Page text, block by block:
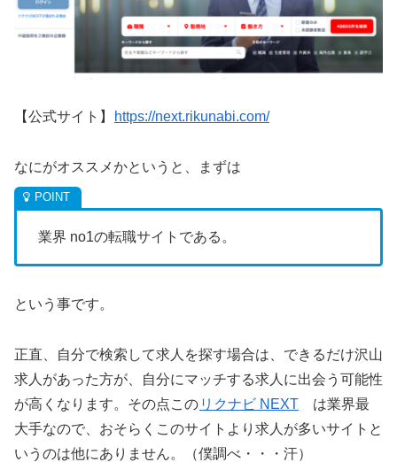
【公式サイト】 https://next.rikunabi.com/
なにがオススメかというと、まずは
業界 no1の転職サイトである。
という事です。
正直、自分で検索して求人を探す場合は、できるだけ沢山
求人があった方が、自分にマッチする求人に出会う可能性
が高くなります。その点この リクナビ NEXT は業界最
大手なので、おそらくこのサイトより求人が多いサイトと
いうのは他にありません。（僕調べ・・・汗）